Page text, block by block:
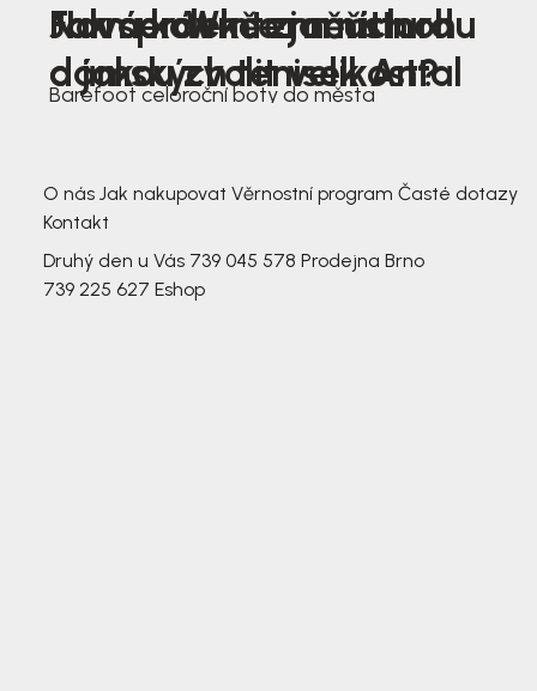
Nová kolekce jarních
dámských tenisek Antal
Jak správně změřit nohu
a jakou zvolit velikost?
Farmer Winter mustard
Barefoot celoroční boty do města
O nás Jak nakupovat Věrnostní program Časté dotazy
Kontakt
Druhý den u Vás 739 045 578 Prodejna Brno
739 225 627 Eshop